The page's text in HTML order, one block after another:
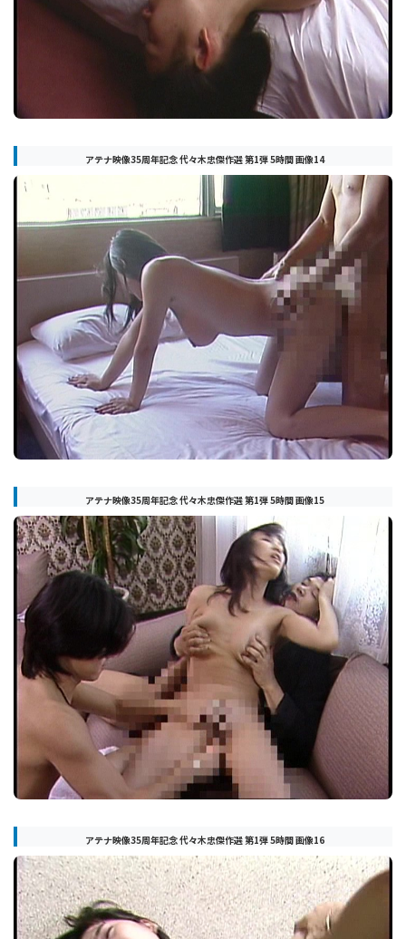
アテナ映像35周年記念 代々木忠傑作選 第1弾 5時間 画像14
アテナ映像35周年記念 代々木忠傑作選 第1弾 5時間 画像15
アテナ映像35周年記念 代々木忠傑作選 第1弾 5時間 画像16